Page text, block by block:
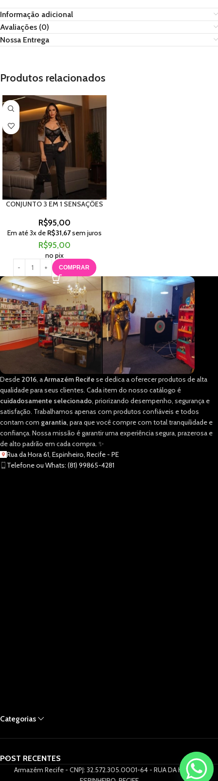
Informação adicional
Avaliações (0)
Nossa Entrega
Produtos relacionados
CONJUNTO 3 EM 1 SENSAÇÕES
R$95,00
Em até3x de R$31,67sem juros
R$95,00
no pix
COMPRAR
Desde 2016, aArmazém Recifese dedica a oferecer produtos de alta
qualidade para seus clientes. Cada item do nosso catálogo é
cuidadosamente selecionado, priorizando desempenho, segurança e
satisfação. Trabalhamos apenas com produtos confiáveis e todos
contam com garantia, para que você compre com total tranquilidade e
confiança. Nossa missão é garantir uma experiência segura, prazerosa e
de alto padrão em cada compra. ✨
Rua da Hora 61, Espinheiro, Recife - PE
Telefone ou Whats: (81) 99865-4281
Categorias
POST RECENTES
Armazém Recife - CNPJ: 32.572.305.0001-64 - RUA DA HORA 61,